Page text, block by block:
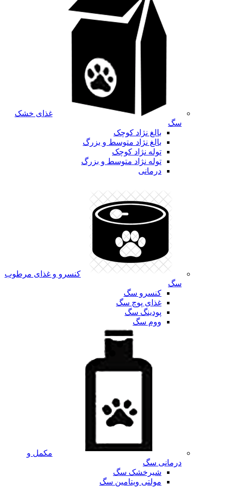
غذای خشک
سگ
بالغ نژاد کوچک
بالغ نژاد متوسط و بزرگ
توله نژاد کوچک
توله نژاد متوسط و بزرگ
درمانی
کنسرو و غذای مرطوب
سگ
کنسرو سگ
غذای پوچ سگ
پودینگ سگ
ووم سگ
مکمل و
درمانی سگ
شیرخشک سگ
مولتی ویتامین سگ